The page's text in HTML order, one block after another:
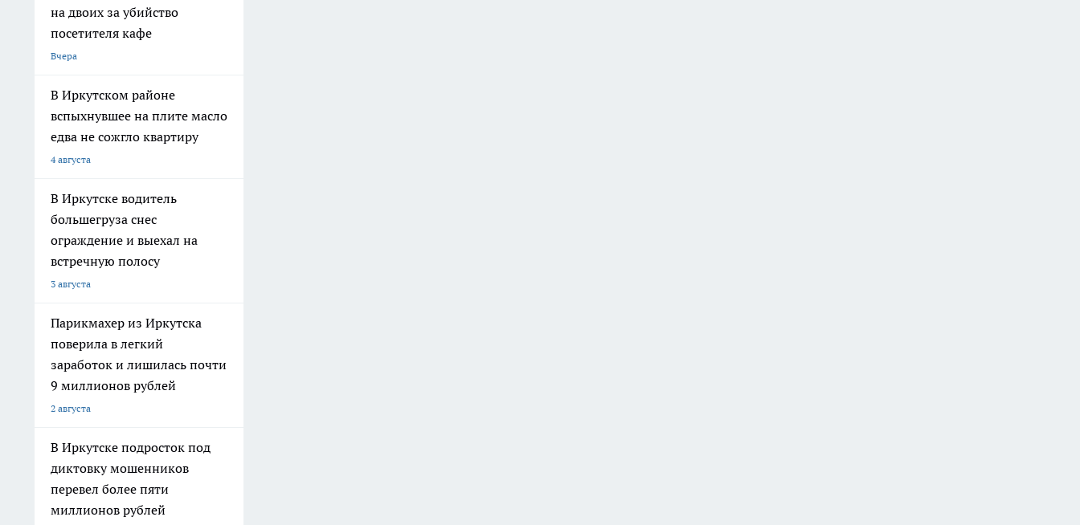
на двоих за убийство
посетителя кафе
Вчера
В Иркутском районе
вспыхнувшее на плите масло
едва не сожгло квартиру
4 августа
В Иркутске водитель
большегруза снес
ограждение и выехал на
встречную полосу
3 августа
Парикмахер из Иркутска
поверила в легкий
заработок и лишилась почти
9 миллионов рублей
2 августа
В Иркутске подросток под
диктовку мошенников
перевел более пяти
миллионов рублей